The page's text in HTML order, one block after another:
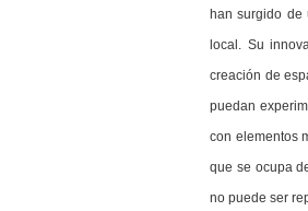
han surgido
local. Su
creación de
puedan
con elementos
que se ocupa
no puede ser